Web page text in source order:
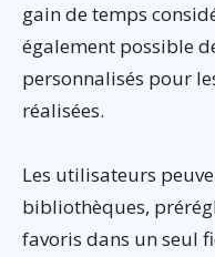
gain de temps
également possible
personnalisés pour
réalisées.
Les utilisateurs
bibliothèques,
favoris dans un seul